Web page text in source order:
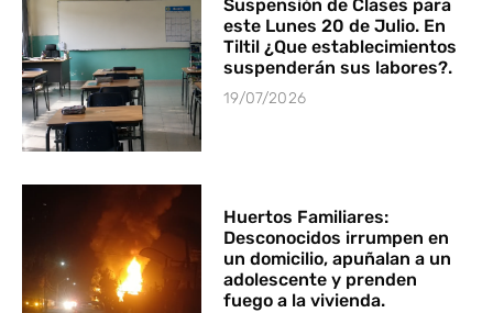
Suspensión de Clases para
este Lunes 20 de Julio. En
Tiltil ¿Que establecimientos
suspenderán sus labores?.
19/07/2026
Huertos Familiares:
Desconocidos irrumpen en
un domicilio, apuñalan a un
adolescente y prenden
fuego a la vivienda.